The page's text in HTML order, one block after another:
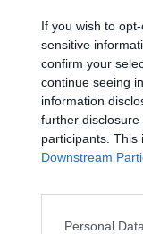
If you wish to
sensitive
confirm your
continue seeing
information
further disclosure
participants. This
Downstream
Personal